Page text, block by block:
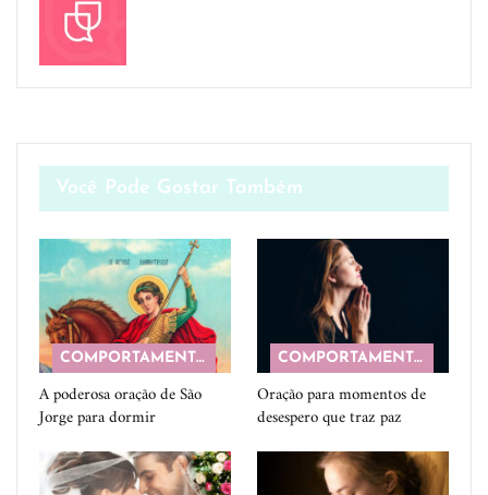
Você Pode Gostar Também
COMPORTAMENTO
A poderosa oração de São
Jorge para dormir
COMPORTAMENTO
Oração para momentos de
desespero que traz paz